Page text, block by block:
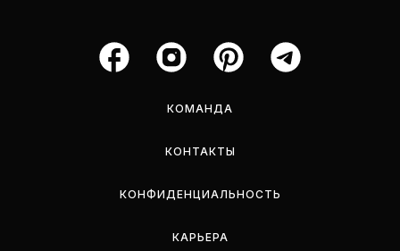
КОМАНДА
КОНТАКТЫ
КОНФИДЕНЦИАЛЬНОСТЬ
КАРЬЕРА